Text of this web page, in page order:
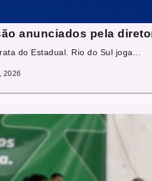
anunciados pela
do Estadual. Rio do Sul joga...
2026